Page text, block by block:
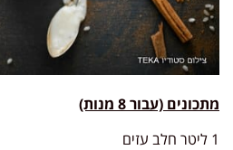
מתכונים (עבור 8 מנות)
1 ליטר חלב עזים